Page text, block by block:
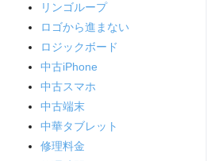
リンゴループ
ロゴから進まない
ロジックボード
中古iPhone
中古スマホ
中古端末
中華タブレット
修理料金